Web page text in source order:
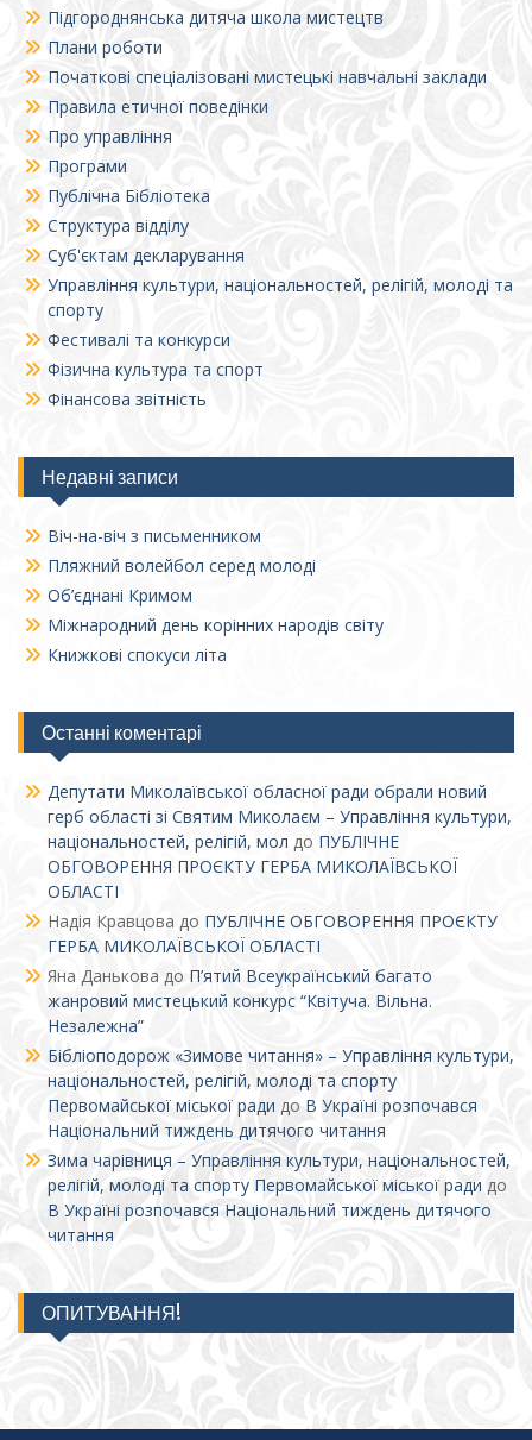
Підгороднянська дитяча школа мистецтв
Плани роботи
Початкові спеціалізовані мистецькі навчальні заклади
Правила етичної поведінки
Про управління
Програми
Публічна Бібліотека
Структура відділу
Суб'єктам декларування
Управління культури, національностей, релігій, молоді та
спорту
Фестивалі та конкурси
Фізична культура та спорт
Фінансова звітність
Недавні записи
Віч-на-віч з письменником
Пляжний волейбол серед молоді
Об’єднані Кримом
Міжнародний день корінних народів світу
Книжкові спокуси літа
Останні коментарі
Депутати Миколаївської обласної ради обрали новий
герб області зі Святим Миколаєм – Управління культури,
національностей, релігій, мол до ПУБЛІЧНЕ
ОБГОВОРЕННЯ ПРОЄКТУ ГЕРБА МИКОЛАЇВСЬКОЇ
ОБЛАСТІ
Надія Кравцова до ПУБЛІЧНЕ ОБГОВОРЕННЯ ПРОЄКТУ
ГЕРБА МИКОЛАЇВСЬКОЇ ОБЛАСТІ
Яна Данькова до П’ятий Всеукраїнський багато
жанровий мистецький конкурс “Квітуча. Вільна.
Незалежна”
Бібліоподорож «Зимове читання» – Управління культури,
національностей, релігій, молоді та спорту
Первомайської міської ради до В Україні розпочався
Національний тиждень дитячого читання
Зима чарівниця – Управління культури, національностей,
релігій, молоді та спорту Первомайської міської ради до
В Україні розпочався Національний тиждень дитячого
читання
ОПИТУВАННЯ!